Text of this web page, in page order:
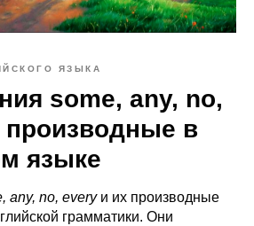
ЯЗЫКА
some, any, no,
производные в
языке
any, no, everyи их производные
грамматики. Они